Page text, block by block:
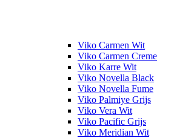
Viko Carmen Wit
Viko Carmen Creme
Viko Karre Wit
Viko Novella Black
Viko Novella Fume
Viko Palmiye Grijs
Viko Vera Wit
Viko Pacific Grijs
Viko Meridian Wit